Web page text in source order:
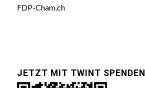
FDP-Cham.ch
JETZT MIT TWINT SPENDEN